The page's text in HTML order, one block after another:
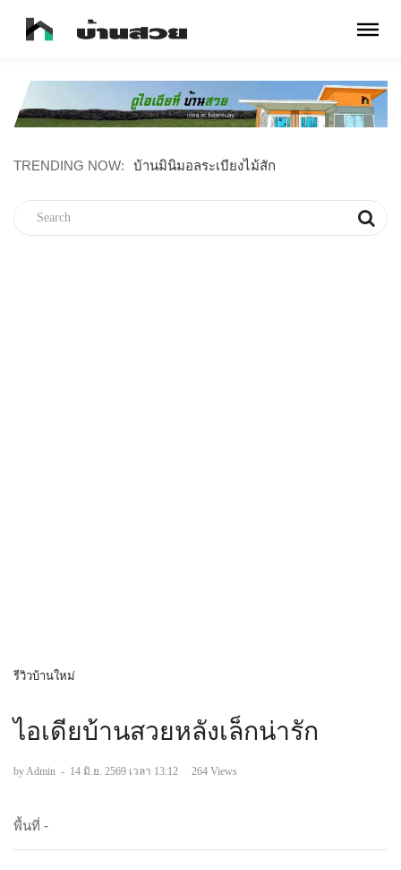
TRENDING NOW: บ้านเดี๋ยวเรียบง่าย สะอาดตา ขนาด 2 ห้องนอน
รีวิวบ้านใหม่
ไอเดียบ้านสวยหลังเล็กน่ารัก
by Admin - 14 มิ.ย. 2569 เวลา 13:12 264 Views
พื้นที่ -